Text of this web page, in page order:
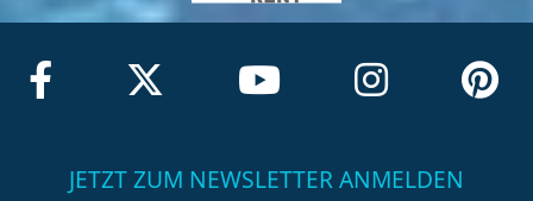
JETZT ZUM NEWSLETTER ANMELDEN